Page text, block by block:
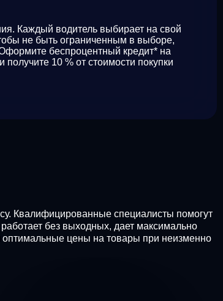
Каждый водитель выбирает на свой
не быть ограниченным в выборе,
беспроцентный кредит* на
10 % от стоимости покупки
Квалифицированные специалисты помогут
без выходных, дает максимально
цены на товары при неизменно